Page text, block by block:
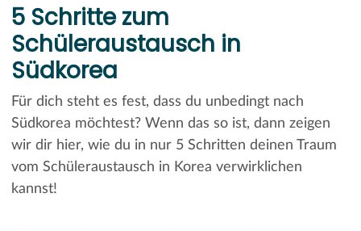
5 Schritte zum
Schüleraustausch in
Südkorea
Für dich steht es fest, dass du unbedingt nach
Südkorea möchtest? Wenn das so ist, dann zeigen
wir dir hier, wie du in nur 5 Schritten deinen Traum
vom Schüleraustausch in Korea verwirklichen
kannst!